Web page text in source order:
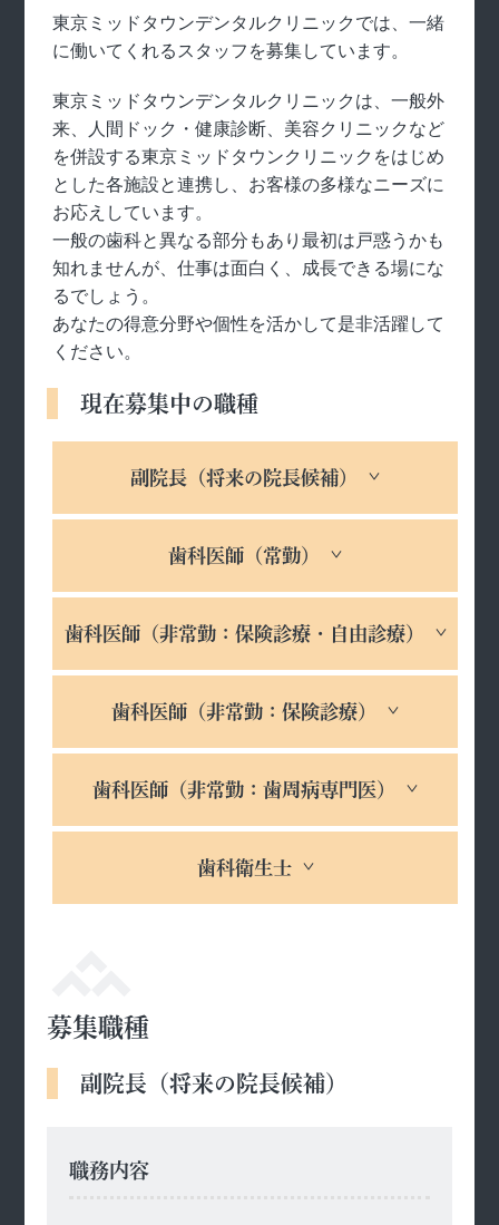
東京ミッドタウンデンタルクリニックでは、一緒
に働いてくれるスタッフを募集しています。
東京ミッドタウンデンタルクリニックは、一般外
来、人間ドック・健康診断、美容クリニックなど
を併設する東京ミッドタウンクリニックをはじめ
とした各施設と連携し、お客様の多様なニーズに
お応えしています。
一般の歯科と異なる部分もあり最初は戸惑うかも
知れませんが、仕事は面白く、成長できる場にな
るでしょう。
あなたの得意分野や個性を活かして是非活躍して
ください。
現在募集中の職種
副院長（将来の院長候補）
歯科医師（常勤）
歯科医師（非常勤：保険診療・自由診療）
歯科医師（非常勤：保険診療）
歯科医師（非常勤：歯周病専門医）
歯科衛生士
募集職種
副院長（将来の院長候補）
職務内容